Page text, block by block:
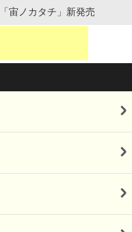
宙ノカタチ」新発売